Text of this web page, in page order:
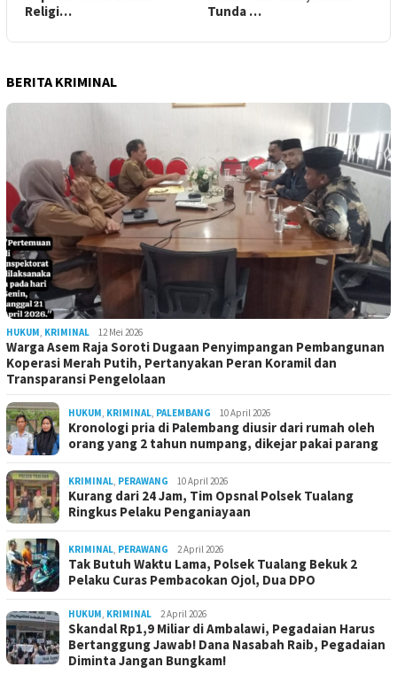
Religi…
Tunda …
BERITA KRIMINAL
HUKUM KRIMINAL 12 Mei 2026
Warga Asem Raja Soroti Dugaan Penyimpangan Pembangunan
Koperasi Merah Putih, Pertanyakan Peran Koramil dan
Transparansi Pengelolaan
HUKUM KRIMINAL PALEMBANG 10 April 2026
Kronologi pria di Palembang diusir dari rumah oleh
orang yang 2 tahun numpang, dikejar pakai parang
KRIMINAL PERAWANG 10 April 2026
Kurang dari 24 Jam, Tim Opsnal Polsek Tualang
Ringkus Pelaku Penganiayaan
KRIMINAL PERAWANG 2 April 2026
Tak Butuh Waktu Lama, Polsek Tualang Bekuk 2
Pelaku Curas Pembacokan Ojol, Dua DPO
HUKUM KRIMINAL 2 April 2026
Skandal Rp1,9 Miliar di Ambalawi, Pegadaian Harus
Bertanggung Jawab! Dana Nasabah Raib, Pegadaian
Diminta Jangan Bungkam!